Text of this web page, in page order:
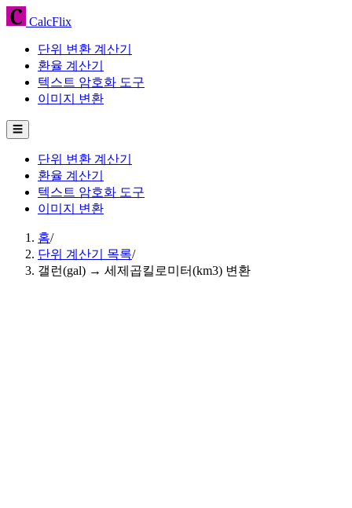
CalcFlix
단위 변환 계산기
환율 계산기
텍스트 암호화 도구
이미지 변환
☰
단위 변환 계산기
환율 계산기
텍스트 암호화 도구
이미지 변환
홈/
단위 계산기 목록/
갤런(gal) → 세제곱킬로미터(km3) 변환